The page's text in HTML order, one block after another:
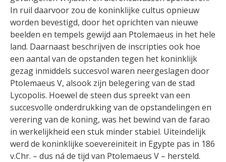
In ruil daarvoor zou de koninklijke cultus opnieuw
worden bevestigd, door het oprichten van nieuwe
beelden en tempels gewijd aan Ptolemaeus in het hele
land. Daarnaast beschrijven de inscripties ook hoe
een aantal van de opstanden tegen het koninklijk
gezag inmiddels succesvol waren neergeslagen door
Ptolemaeus V, alsook zijn belegering van de stad
Lycopolis. Hoewel de steen dus spreekt van een
succesvolle onderdrukking van de opstandelingen en
verering van de koning, was het bewind van de farao
in werkelijkheid een stuk minder stabiel. Uiteindelijk
werd de koninklijke soevereiniteit in Egypte pas in 186
v.Chr. – dus ná de tijd van Ptolemaeus V – hersteld.